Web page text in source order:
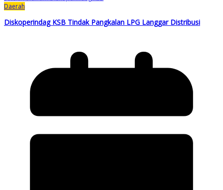
Daerah
Diskoperindag KSB Tindak Pangkalan LPG Langgar Distribusi